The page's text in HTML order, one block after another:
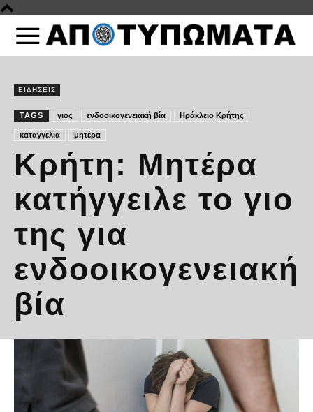
ΕΙΔΗΣΕΙΣ
TAGS γιος ενδοοικογενειακή βία Ηράκλειο Κρήτης
καταγγελία μητέρα
Κρήτη: Μητέρα
κατήγγειλε το γιο
της για
ενδοοικογενειακή
βία